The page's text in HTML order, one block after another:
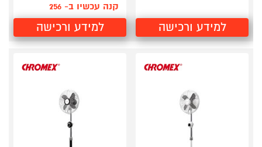
למידע ורכישה
קנה עכשיו ב- 256
למידע ורכישה